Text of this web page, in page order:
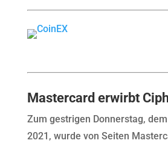
Mastercard erwirbt
Zum gestrigen Donnerstag,
2021, wurde von Seiten